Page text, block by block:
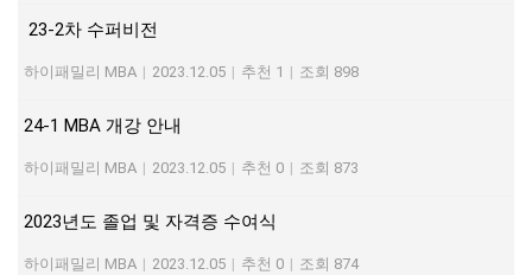
23-2차 수퍼비전
하이패밀리 MBA | 2023.12.05 | 추천 1 | 조회 898
24-1 MBA 개강 안내
하이패밀리 MBA | 2023.12.05 | 추천 0 | 조회 873
2023년도 졸업 및 자격증 수여식
하이패밀리 MBA | 2023.12.05 | 추천 0 | 조회 874